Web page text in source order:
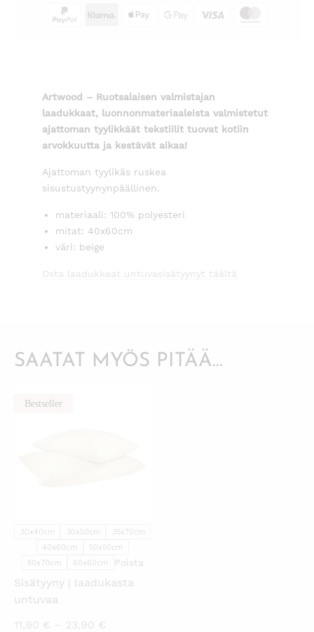
Artwood – Ruotsalaisen valmistajan
laadukkaat, luonnonmateriaaleista valmistetut
ajattoman tyylikkäät tekstiilit tuovat kotiin
arvokkuutta ja kestävät aikaa!
Ajattoman tyylikäs ruskea
sisustustyynynpäällinen.
materiaali: 100% polyesteri
mitat: 40x60cm
väri: beige
Osta laadukkaat untuvasisätyynyt täältä
SAATAT MYÖS PITÄÄ...
BestsellerKATSO PIKANÄKYMÄ
30x40cm 30x50cm
35x70cm
40x60cm
50x50cm
50x70cm
60x60cm Poista
Sisätyyny | laadukasta
untuvaa
11,90 € – 23,90 €